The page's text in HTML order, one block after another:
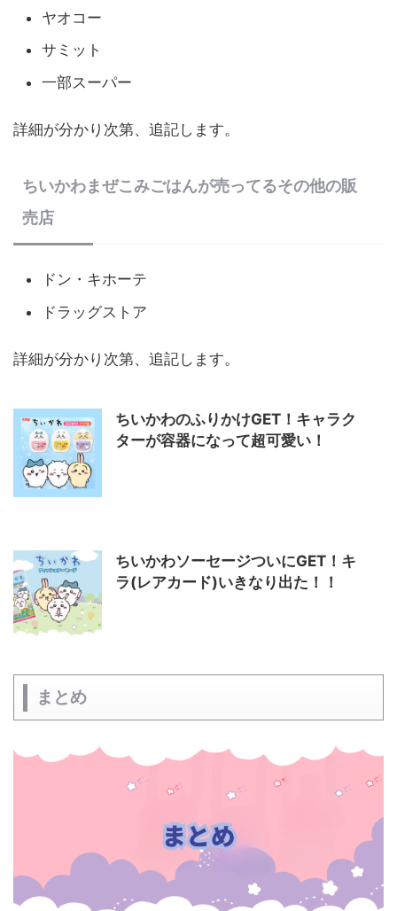
ヤオコー
サミット
一部スーパー
詳細が分かり次第、追記します。
ちいかわまぜこみごはんが売ってるその他の販
売店
ドン・キホーテ
ドラッグストア
詳細が分かり次第、追記します。
ちいかわのふりかけGET！キャラク
ターが容器になって超可愛い！
ちいかわソーセージついにGET！キ
ラ(レアカード)いきなり出た！！
まとめ